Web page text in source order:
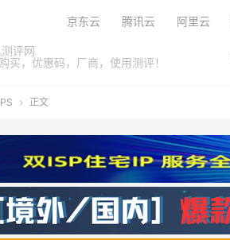
评网
买，优惠码，厂商，使用测评！
京东云 腾讯云 阿里云
 正文